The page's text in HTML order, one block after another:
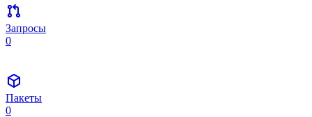
Запросы
0
Пакеты
0